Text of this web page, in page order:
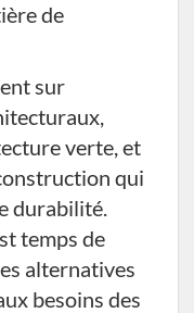
de
sur
verte, et
qui
durabilité.
temps de
alternatives
besoins des